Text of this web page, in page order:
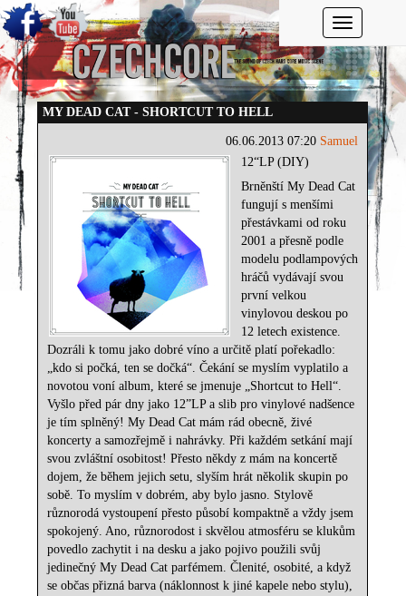
Toggle
MY DEAD CAT - SHORTCUT TO HELL
06.06.2013 07:20 Samuel
12“LP (DIY)
Brněnští My Dead Cat
fungují s menšími
přestávkami od roku
2001 a přesně podle
modelu podlampových
hráčů vydávají svou
první velkou
vinylovou deskou po
12 letech existence.
Dozráli k tomu jako dobré víno a určitě platí pořekadlo:
„kdo si počká, ten se dočká“. Čekání se myslím vyplatilo a
novotou voní album, které se jmenuje „Shortcut to Hell“.
Vyšlo před pár dny jako 12”LP a slib pro vinylové nadšence
je tím splněný! My Dead Cat mám rád obecně, živé
koncerty a samozřejmě i nahrávky. Při každém setkání mají
svou zvláštní osobitost! Přesto někdy z mám na koncertě
dojem, že během jejich setu, slyším hrát několik skupin po
sobě. To myslím v dobrém, aby bylo jasno. Stylově
různorodá vystoupení přesto působí kompaktně a vždy jsem
spokojený. Ano, různorodost i skvělou atmosféru se klukům
povedlo zachytit i na desku a jako pojivo použili svůj
jedinečný My Dead Cat parfémem. Členité, osobité, a když
se občas přizná barva (náklonnost k jiné kapele nebo stylu),